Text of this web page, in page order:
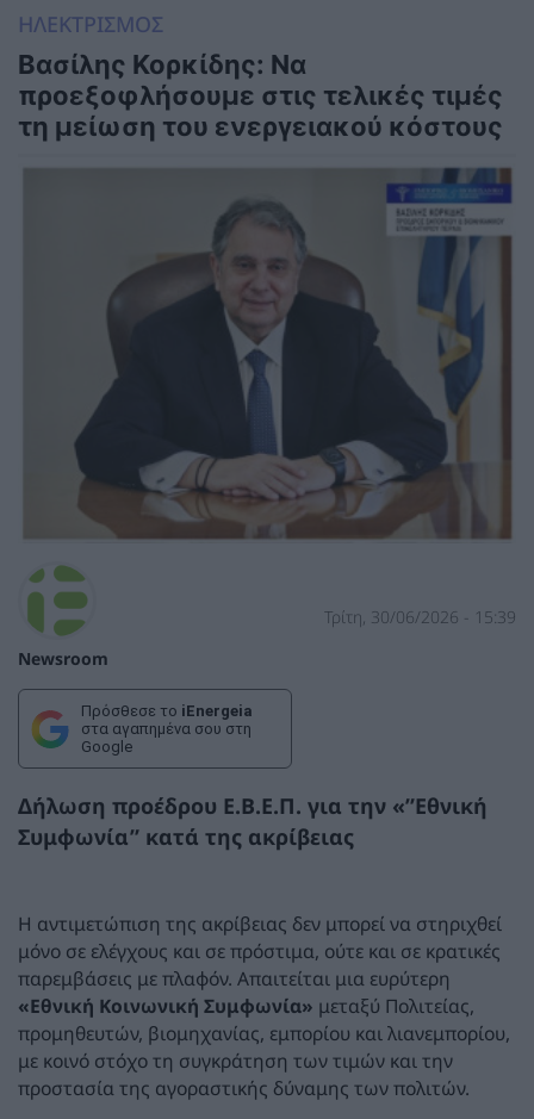
ΗΛΕΚΤΡΙΣΜΟΣ
Βασίλης Κορκίδης: Να
προεξοφλήσουμε στις τελικές τιμές
τη μείωση του ενεργειακού κόστους
Newsroom
Τρίτη, 30/06/2026 - 15:39
Πρόσθεσε το iEnergeia
στα αγαπημένα σου στη
Google
Δήλωση προέδρου Ε.Β.Ε.Π. για την «”Εθνική
Συμφωνία” κατά της ακρίβειας
Η αντιμετώπιση της ακρίβειας δεν μπορεί να στηριχθεί
μόνο σε ελέγχους και σε πρόστιμα, ούτε και σε κρατικές
παρεμβάσεις με πλαφόν. Απαιτείται μια ευρύτερη
«Εθνική Κοινωνική Συμφωνία» μεταξύ Πολιτείας,
προμηθευτών, βιομηχανίας, εμπορίου και λιανεμπορίου,
με κοινό στόχο τη συγκράτηση των τιμών και την
προστασία της αγοραστικής δύναμης των πολιτών.